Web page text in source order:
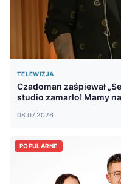
TELEWIZJA
Czadoman zaśpiewał
studio zamarło! Mamy
08.07.2026
POPULARNE